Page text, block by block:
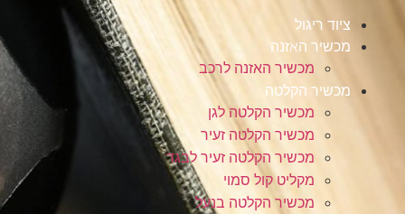
ציוד ריגול
מכשיר האזנה
מכשיר האזנה לרכב
מכשיר הקלטה
מכשיר הקלטה לגן
מכשיר הקלטה זעיר
מכשיר הקלטה זעיר לבגד
מקליט קול סמוי
מכשיר הקלטה בנעל